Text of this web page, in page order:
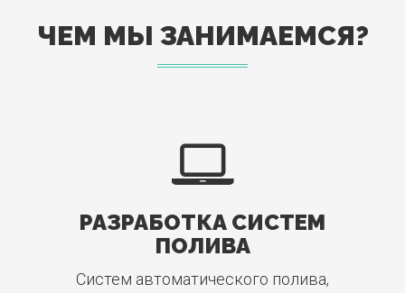
ЧЕМ МЫ ЗАНИМАЕМСЯ?
РАЗРАБОТКА СИСТЕМ
ПОЛИВА
Систем автоматического полива,